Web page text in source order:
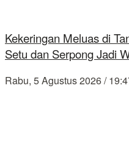
Kekeringan Meluas di
Setu dan Serpong Jadi
Rabu, 5 Agustus 2026 /